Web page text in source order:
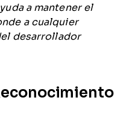
a mantener el
a cualquier
desarrollador